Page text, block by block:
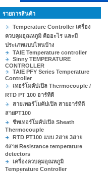
รายการสินค้า
Temperature Controller เครื่อง
ควบคุมอุณหภูมิ คืออะไร และมี
ประเภทแบบไหนบ้าง
TAIE Temperature controller
Sinny TEMPERATURE
CONTROLLER
TAIE PFY Series Temperature
Controller
เทอร์โมคัปเปิล Thermocouple /
RTD PT 100 อาร์ทีดี
สายเทอร์โมคัปเปิล สายอาร์ทีดี
สายPT100
ชีทเทอร์โมคัปเปิล Sheath
Thermocouple
RTD PT100 แบบ 2สาย 3สาย
4สาย Resistance temperature
detectors
เครื่องควบคุมอุณหภูมิ
Temperature Controller